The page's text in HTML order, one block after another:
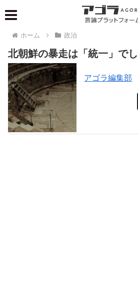
ホーム 政治
北朝鮮の暴走は「統一」で
アゴラ編集部